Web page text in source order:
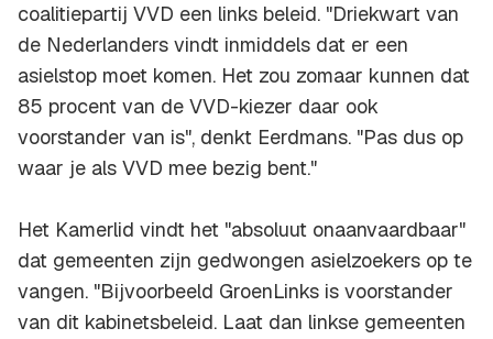
coalitiepartij VVD een links beleid. "Driekwart van
de Nederlanders vindt inmiddels dat er een
asielstop moet komen. Het zou zomaar kunnen dat
85 procent van de VVD-kiezer daar ook
voorstander van is", denkt Eerdmans. "Pas dus op
waar je als VVD mee bezig bent."
Het Kamerlid vindt het "absoluut onaanvaardbaar"
dat gemeenten zijn gedwongen asielzoekers op te
vangen. "Bijvoorbeeld GroenLinks is voorstander
van dit kabinetsbeleid. Laat dan linkse gemeenten